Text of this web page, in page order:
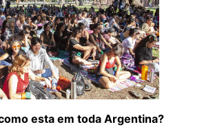
esta em toda Argentina?